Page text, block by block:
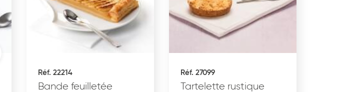
Réf. 22214
Bande feuilletée
Réf. 27099
Tartelette rustique